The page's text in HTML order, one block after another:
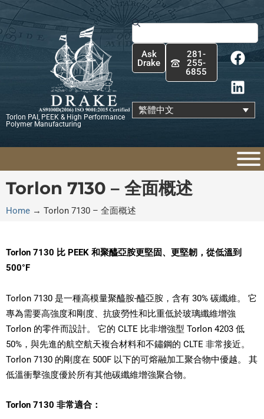
跳
至
主
Torlon PAI, PEEK & High Performance
Polymer Manufacturing
搜
尋
Ask
Drake
281-
255-
6855
F
a
c
e
b
o
k
L
i
n
k
e
d
n
繁體中文
Torlon 7130 – 全面概述
Home → Torlon 7130 – 全面概述
Torlon 7130 比 PEEK 和聚醯亞胺更堅固、更堅韌，從低溫到
500°F
Torlon 7130 是一種高模量聚醯胺-醯亞胺，含有 30% 碳纖維。 它
專為需要高強度和剛度、抗疲勞性和比重低於玻璃纖維增強
Torlon 的零件而設計。 它的 CLTE 比非增強型 Torlon 4203 低
50%，與先進的航空航天複合材料和不鏽鋼的 CLTE 非常接近。
Torlon 7130 的剛度在 500F 以下的可熔融加工聚合物中優越。 其
低溫衝擊強度優於所有其他碳纖維增強聚合物。
Torlon 7130 非常適合：